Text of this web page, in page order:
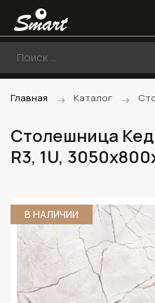
Главная Каталог
Столешница
R3, 1U,
В НАЛИЧИИ